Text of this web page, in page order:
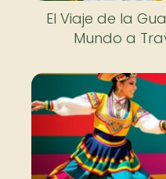
El Viaje de la
Mundo a